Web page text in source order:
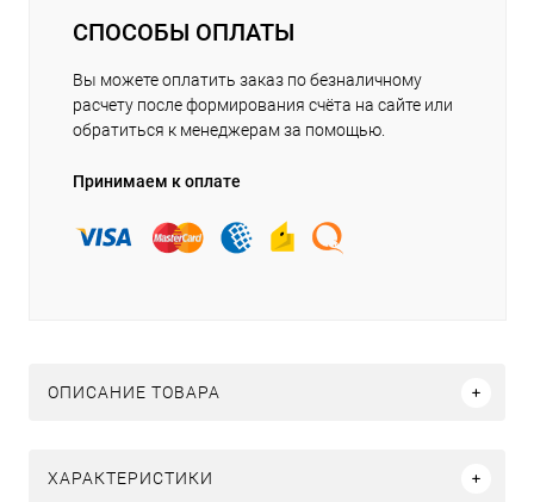
СПОСОБЫ ОПЛАТЫ
Вы можете оплатить заказ по безналичному
расчету после формирования счёта на сайте или
обратиться к менеджерам за помощью.
Принимаем к оплате
ОПИСАНИЕ ТОВАРА
ХАРАКТЕРИСТИКИ